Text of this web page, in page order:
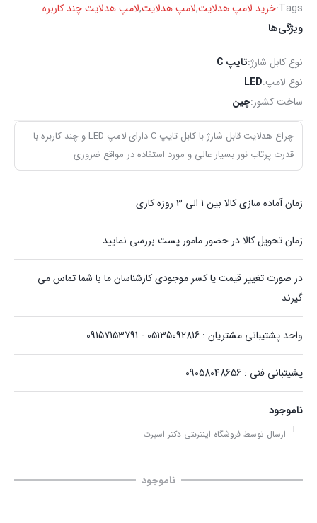
Tags: خرید لامپ هدلایت,لامپ هدلایت,لامپ هدلایت چند کاربره
ویژگی‌ها
نوع کابل شارژ:تایپ C
نوع لامپ:LED
ساخت کشور:چین
چراغ هدلایت قابل شارژ با کابل تایپ C دارای لامپ LED و چند کاربره با
قدرت پرتاب نور بسیار عالی و مورد استفاده در مواقع ضروری
زمان آماده سازی کالا بین 1 الی 3 روزه کاری
زمان تحویل کالا در حضور مامور پست بررسی نمایید
در صورت تغییر قیمت یا کسر موجودی کارشناسان ما با شما تماس می
گیرند
واحد پشتیبانی مشتریان : 05135092816 - 09157153791
پشیتبانی فنی : 09058048656
ناموجود
ارسال توسط فروشگاه اینترنتی دکتر اسپرت
ناموجود